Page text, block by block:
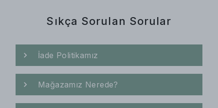
Sıkça Sorulan Sorular
İade Politikamız
Mağazamız Nerede?